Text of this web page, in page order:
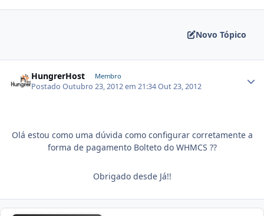
Novo Tópico
HungrerHost Membro
PostadoOutubro 23, 2012 em 21:34Out 23, 2012
Olá estou como uma dúvida como configurar corretamente a
forma de pagamento Bolteto do WHMCS ??
Obrigado desde Já!!